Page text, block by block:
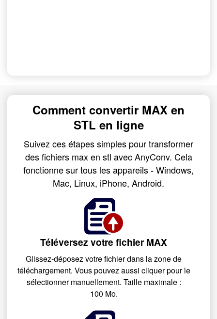
Comment convertir MAX en
STL en ligne
Suivez ces étapes simples pour transformer
des fichiers max en stl avec AnyConv. Cela
fonctionne sur tous les appareils - Windows,
Mac, Linux, iPhone, Android.
Téléversez votre fichier MAX
Glissez-déposez votre fichier dans la zone de
téléchargement. Vous pouvez aussi cliquer pour le
sélectionner manuellement. Taille maximale :
100 Mo.